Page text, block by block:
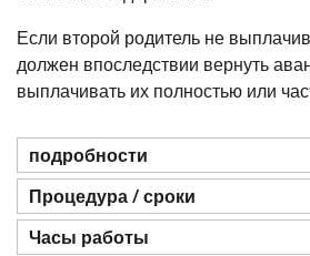
Если второй родитель не
должен впоследствии вернуть
выплачивать их полностью или
подробности
Процедура / сроки
Часы работы